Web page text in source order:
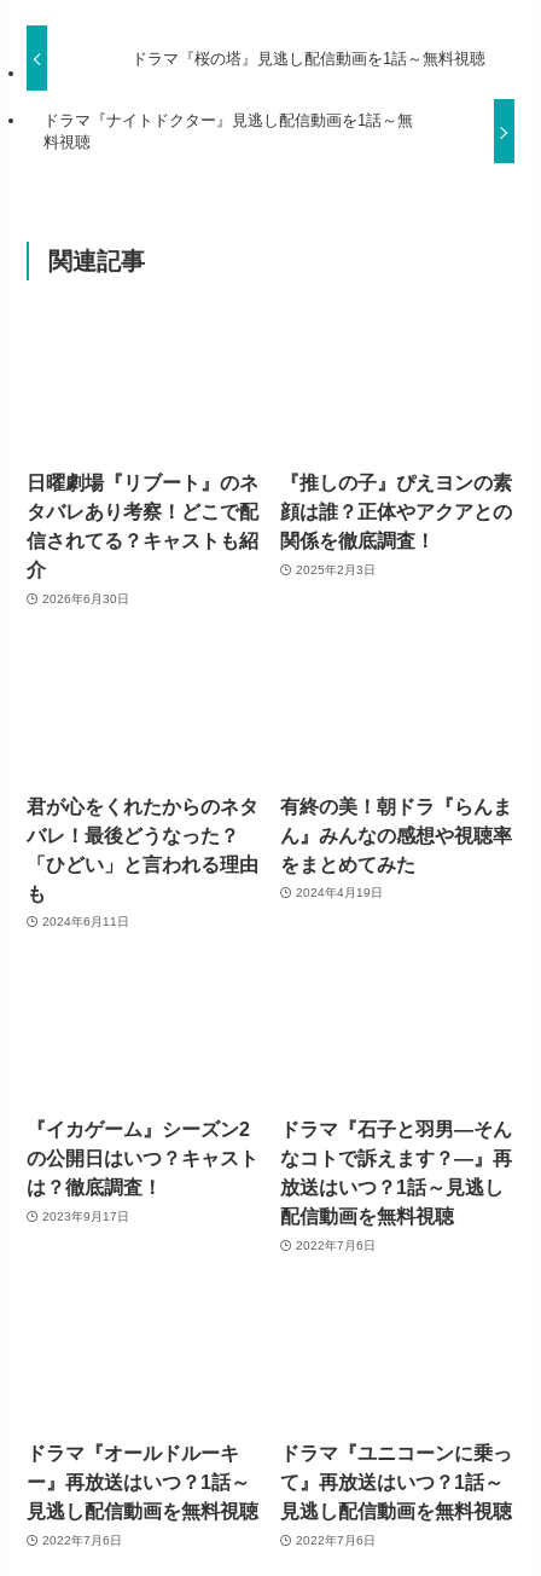
ドラマ『桜の塔』見逃し配信動画を1話～無料視聴
ドラマ『ナイトドクター』見逃し配信動画を1話～無
料視聴
関連記事
日曜劇場『リブート』のネ
タバレあり考察！どこで配
信されてる？キャストも紹
介
2026年6月30日
『推しの子』ぴえヨンの素
顔は誰？正体やアクアとの
関係を徹底調査！
2025年2月3日
君が心をくれたからのネタ
バレ！最後どうなった？
「ひどい」と言われる理由
も
2024年6月11日
有終の美！朝ドラ『らんま
ん』みんなの感想や視聴率
をまとめてみた
2024年4月19日
『イカゲーム』シーズン2
の公開日はいつ？キャスト
は？徹底調査！
2023年9月17日
ドラマ『石子と羽男―そん
なコトで訴えます？―』再
放送はいつ？1話～見逃し
配信動画を無料視聴
2022年7月6日
ドラマ『オールドルーキ
ー』再放送はいつ？1話～
見逃し配信動画を無料視聴
2022年7月6日
ドラマ『ユニコーンに乗っ
て』再放送はいつ？1話～
見逃し配信動画を無料視聴
2022年7月6日